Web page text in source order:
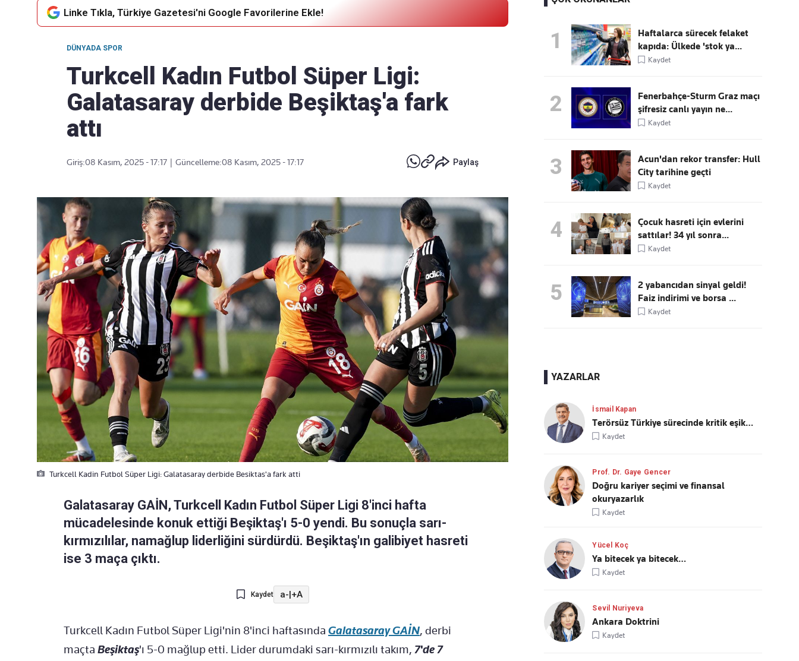
Takip Edin
akışımıza ulaşın
göndermek için tıklayın
Kaçırmayın
Ücretsiz üye olun, gündemi
Linke Tıkla, Türkiye Gazetesi'ni Google Favorilerine Ekle!
DÜNYADA SPOR
Turkcell Kadın Futbol Süper Ligi:
Galatasaray derbide Beşiktaş'a fark
attı
Giriş:08 Kasım, 2025 - 17:17 Güncelleme:08 Kasım, 2025 - 17:17 Paylaş
Turkcell Kadin Futbol Süper Ligi: Galatasaray derbide Besiktas'a fark atti
Galatasaray GAİN, Turkcell Kadın Futbol Süper Ligi 8'inci hafta
mücadelesinde konuk ettiği Beşiktaş'ı 5-0 yendi. Bu sonuçla sarı-
kırmızılılar, namağlup liderliğini sürdürdü. Beşiktaş'ın galibiyet hasreti
ise 3 maça çıktı.
Kaydet a-|+A
Turkcell Kadın Futbol Süper Ligi'nin 8'inci haftasında Galatasaray GAİN, derbi
maçta Beşiktaş'ı 5-0 mağlup etti. Lider durumdaki sarı-kırmızılı takım, 7'de 7
1
Haftalarca sürecek felaket
kapıda: Ülkede 'stok ya...
Kaydet
2
Fenerbahçe-Sturm Graz maçı
şifresiz canlı yayın ne...
Kaydet
3
Acun'dan rekor transfer: Hull
City tarihine geçti
Kaydet
4
Çocuk hasreti için evlerini
sattılar! 34 yıl sonra...
Kaydet
5
2 yabancıdan sinyal geldi!
Faiz indirimi ve borsa ...
Kaydet
YAZARLAR
İsmail Kapan
Terörsüz Türkiye sürecinde kritik eşik…
Kaydet
Prof. Dr. Gaye Gencer
Doğru kariyer seçimi ve finansal
okuryazarlık
Kaydet
Yücel Koç
Ya bitecek ya bitecek…
Kaydet
Sevil Nuriyeva
Ankara Doktrini
Kaydet